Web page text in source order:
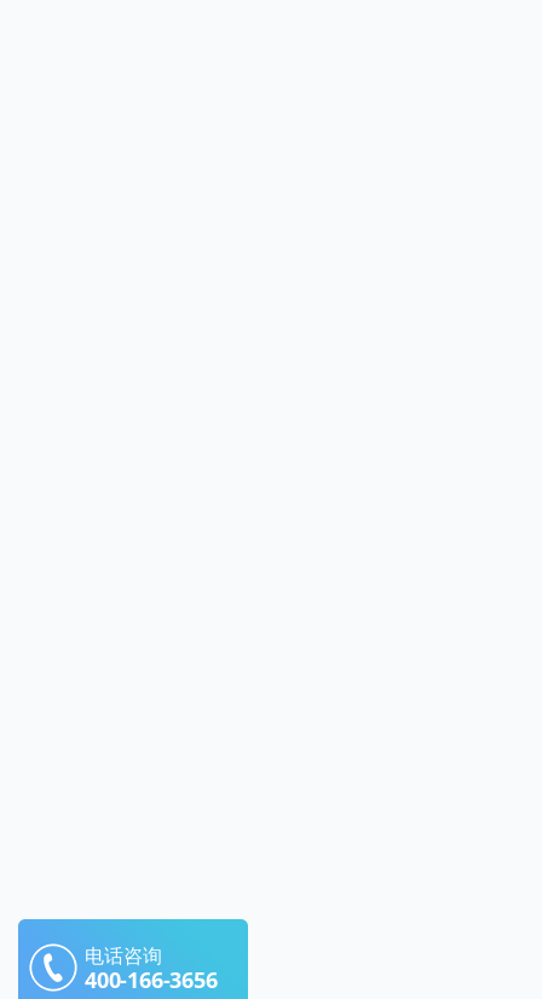
电话咨询
400-166-3656